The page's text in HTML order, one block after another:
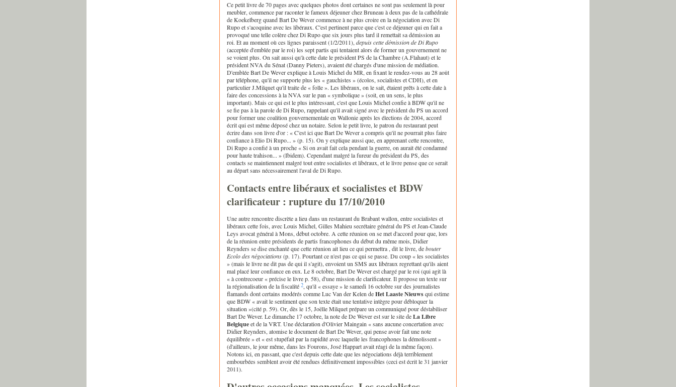
Ce petit livre de 70 pages avec quelques photos dont certaines ne sont pas seulement là pour
meubler, commence par raconter le fameux déjeuner chez Bruneau à deux pas de la cathédrale
de Koekelberg quand Bart De Wever commence à ne plus croire en la négociation avec Di
Rupo et s'acoquine avec les libéraux. C'est pertinent parce que c'est ce déjeuner qui en fait a
provoqué une telle colère chez Di Rupo que six jours plus tard il remettait sa démission au
roi. Et au moment où ces lignes paraissent (1/2/2011),depuis cette démission de Di Rupo
(acceptée d'emblée par le roi) les sept partis qui tentaient alors de former un gouvernement ne
se voient plus. On sait aussi qu'à cette date le président PS de la Chambre (A.Flahaut) et le
président NVA du Sénat (Danny Pieters), avaient été chargés d'une mission de médiation.
D'emblée Bart De Wever explique à Louis Michel du MR, en fixant le rendez-vous au 28 août
par téléphone, qu'il ne supporte plus les « gauchistes » (écolos, socialistes et CDH), et en
particulier J.Milquet qu'il traite de « folle ». Les libéraux, on le sait, étaient prêts à cette date à
faire des concessions à la NVA sur le pan « symbolique » (soit, en un sens, le plus
important). Mais ce qui est le plus intéressant, c'est que Louis Michel confie à BDW qu'il ne
se fie pas à la parole de Di Rupo, rappelant qu'il avait signé avec le président du PS un accord
pour former une coalition gouvernementale en Wallonie après les élections de 2004, accord
écrit qui est même déposé chez un notaire. Selon le petit livre, le patron du restaurant peut
écrire dans son livre d'or : « C'est ici que Bart De Wever a compris qu'il ne pourrait plus faire
confiance à Elio Di Rupo... » (p. 15). On y explique aussi que, en apprenant cette rencontre,
Di Rupo a confié à un proche « Si on avait fait cela pendant la guerre, on aurait été condamné
pour haute trahison... » (Ibidem). Cependant malgré la fureur du président du PS, des
contacts se maintiennent malgré tout entre socialistes et libéraux, et le livre pense que ce serait
au départ sans nécessairement l'aval de Di Rupo.
Contacts entre libéraux et socialistes et BDW
clarificateur : rupture du 17/10/2010
Une autre rencontre discrète a lieu dans un restaurant du Brabant wallon, entre socialistes et
libéraux cette fois, avec Louis Michel, Gilles Mahieu secrétaire général du PS et Jean-Claude
Leys avocat général à Mons, début octobre. A cette réunion on se met d'accord pour que, lors
de la réunion entre présidents de partis francophones du début du même mois, Didier
Reynders se dise enchanté que cette réunion ait lieu ce qui permettra , dit le livre, debouter
Ecolo des négociations(p. 17). Pourtant ce n'est pas ce qui se passe. Du coup « les socialistes
» (mais le livre ne dit pas de qui il s'agit), envoient un SMS aux libéraux regrettant qu'ils aient
mal placé leur confiance en eux. Le 8 octobre, Bart De Wever est chargé par le roi (qui agit là
« à contrecoeur « précise le livre p. 58), d'une mission de clarificateur. Il propose un texte sur
la régionalisation de la fiscalité 2, qu'il « essaye » le samedi 16 octobre sur des journalistes
flamands dont certains modérés comme Luc Van der Kelen deHet Laaste Nieuwsqui estime
que BDW « avait le sentiment que son texte était une tentative intègre pour débloquer la
situation »(cité p. 59). Or, dès le 15, Joëlle Milquet prépare un communiqué pour déstabiliser
Bart De Wever. Le dimanche 17 octobre, la note de De Wever est sur le site deLa Libre
Belgiqueet de la VRT. Une déclaration d'Olivier Maingain « sans aucune concertation avec
Didier Reynders, atomise le document de Bart De Wever, qui pense avoir fait une note
équilibrée » et « est stupéfait par la rapidité avec laquelle les francophones la démolissent »
(d'ailleurs, le jour même, dans les Fourons, José Happart avait réagi de la même façon).
Notons ici, en passant, que c'est depuis cette date que les négociations déjà terriblement
embourbées semblent avoir été rendues définitivement impossibles (ceci est écrit le 31 janvier
2011).